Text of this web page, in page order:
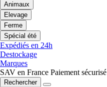
Animaux
Elevage
Ferme
Spécial été
Expédiés en 24h
Destockage
Marques
SAV en France Paiement sécurisé
Rechercher